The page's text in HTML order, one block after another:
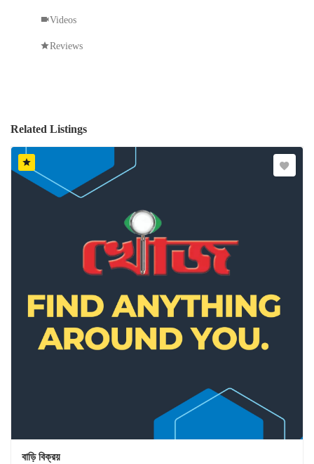
Videos
Reviews
Related Listings
বাড়ি বিক্রয়